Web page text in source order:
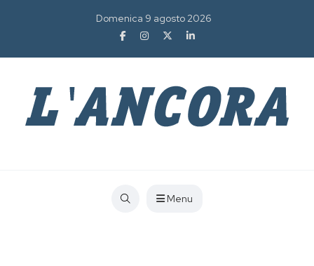
Domenica 9 agosto 2026
Menu